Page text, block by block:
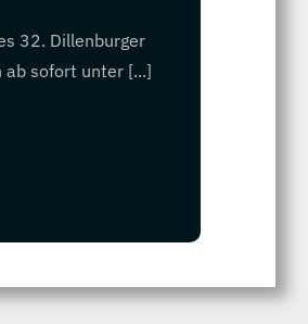
32. Dillenburger
ab sofort unter [...]